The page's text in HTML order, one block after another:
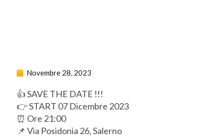
Novembre 28, 2023
👍 SAVE THE DATE !!!
👉 START 07 Dicembre 2023
⏰ Ore 21:00
📌 Via Posidonia 26, Salerno